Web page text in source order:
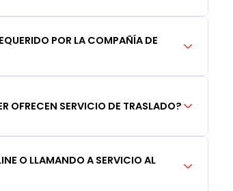
POR LA COMPAÑÍA DE
OFRECEN SERVICIO DE TRASLADO?
O LLAMANDO A SERVICIO AL